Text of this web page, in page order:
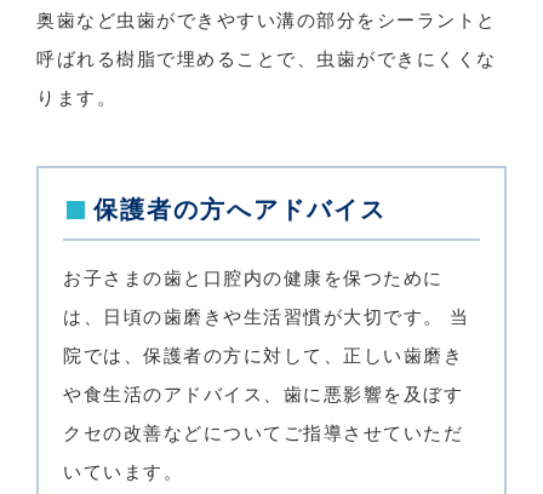
奥歯など虫歯ができやすい溝の部分をシーラントと
呼ばれる樹脂で埋めることで、虫歯ができにくくな
ります。
保護者の方へアドバイス
お子さまの歯と口腔内の健康を保つために
は、日頃の歯磨きや生活習慣が大切です。 当
院では、保護者の方に対して、正しい歯磨き
や食生活のアドバイス、歯に悪影響を及ぼす
クセの改善などについてご指導させていただ
いています。